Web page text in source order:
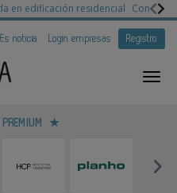
en edificación residencial
Es noticia Login empresas Registro